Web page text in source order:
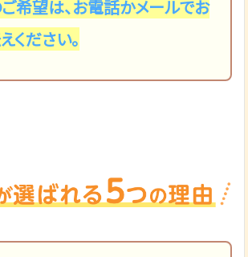
希望は、お電話かメールでお
ください。